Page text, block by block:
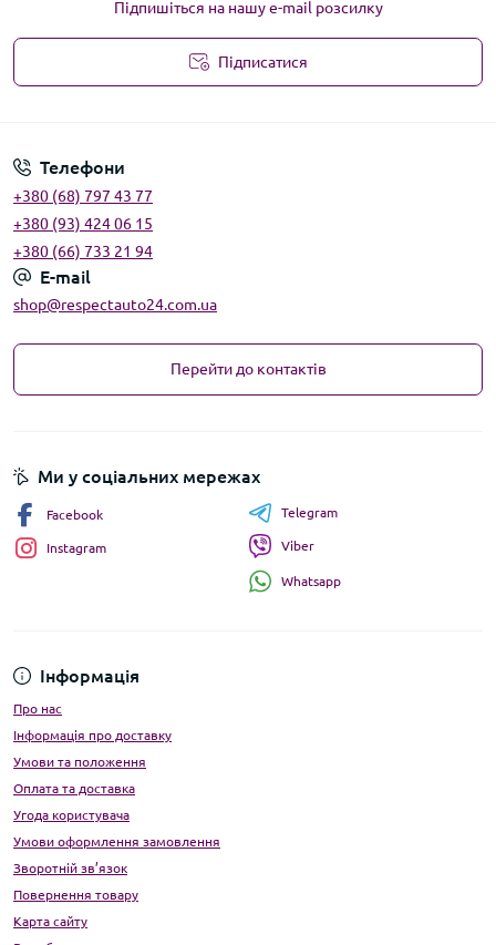
Підпишіться на нашу e-mail розсилку
Підписатися
Телефони
+380 (68) 797 43 77
+380 (93) 424 06 15
+380 (66) 733 21 94
E-mail
shop@respectauto24.com.ua
Перейти до контактів
Інформація
Про нас
Інформація про доставку
Умови та положення
Оплата та доставка
Угода користувача
Умови оформлення замовлення
Зворотній зв’язок
Повернення товару
Карта сайту
Ми у соціальних мережах
Facebook
Instagram
Telegram
Viber
Whatsapp